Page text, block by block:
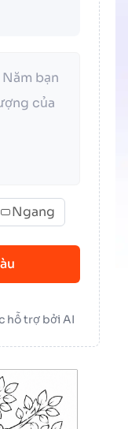
Ngang
hỗ trợ bởi AI